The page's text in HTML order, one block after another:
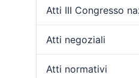
Atti III Congresso
Atti negoziali
Atti normativi